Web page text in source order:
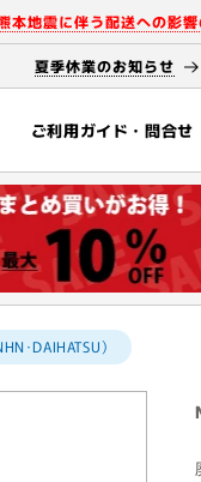
本地震に伴う配送への影
夏季休業のお知らせ
ご利用ガイド・問合せ
･DAIHATSU）